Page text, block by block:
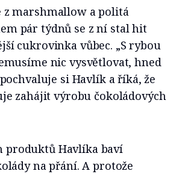
z marshmallow a politá
pár týdnů se z ní stal hit
cukrovinka vůbec. „S rybou
nic vysvětlovat, hned
si Havlík a říká, že
zahájit výrobu čokoládových
produktů Havlíka baví
na přání. A protože